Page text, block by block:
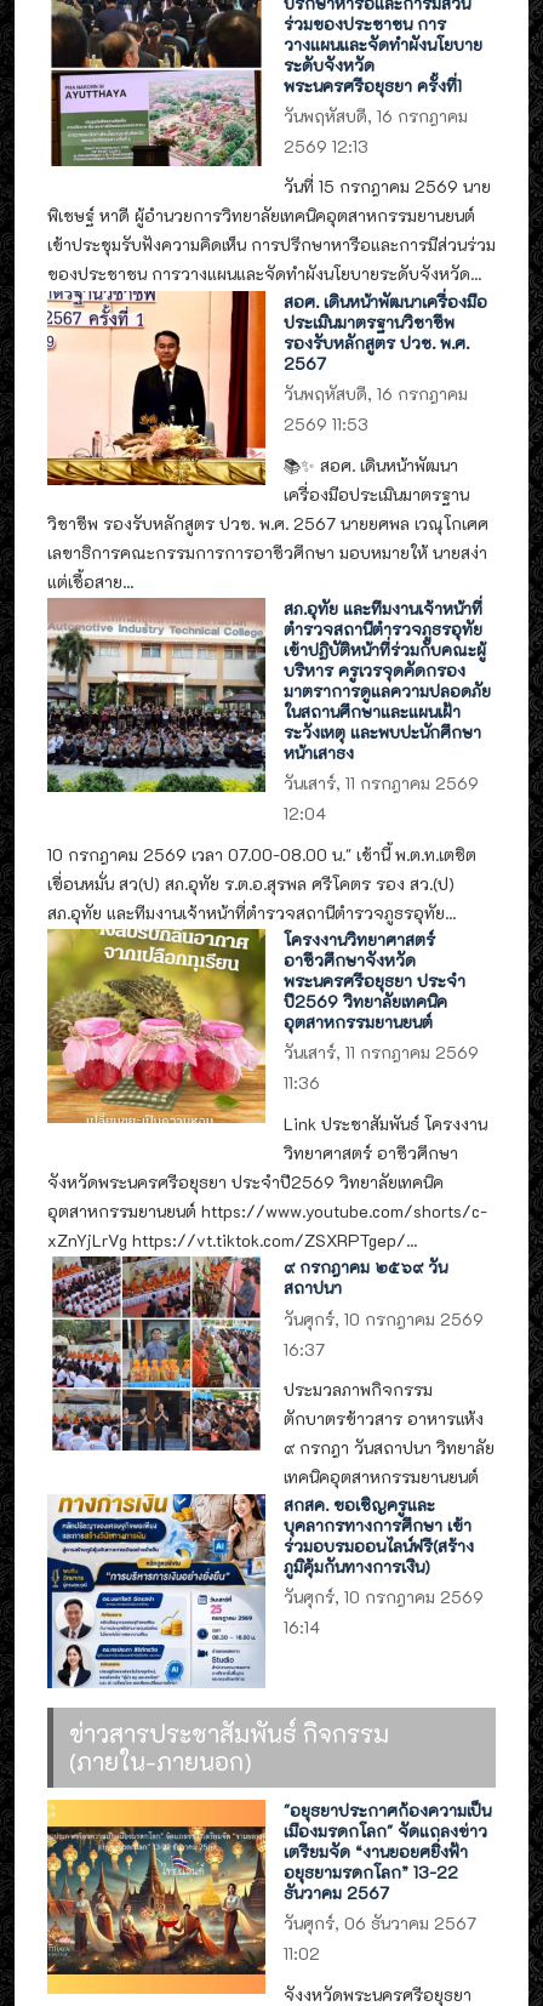
ร่วมของประชาชน การ
วางแผนและจัดทำผังนโยบาย
ระดับจังหวัด
พระนครศรีอยุธยา ครั้งที่1
วันพฤหัสบดี, 16 กรกฎาคม
2569 12:13
วันที่ 15 กรกฎาคม 2569 นาย
พิเชษฐ์ หาดี ผู้อำนวยการวิทยาลัยเทคนิคอุตสาหกรรมยานยนต์
เข้าประชุมรับฟังความคิดเห็น การปรึกษาหารือและการมีส่วนร่วม
ของประชาชน การวางแผนและจัดทำผังนโยบายระดับจังหวัด...
สอศ. เดินหน้าพัฒนาเครื่องมือ
ประเมินมาตรฐานวิชาชีพ
รองรับหลักสูตร ปวช. พ.ศ.
2567
วันพฤหัสบดี, 16 กรกฎาคม
2569 11:53
📚✨ สอศ. เดินหน้าพัฒนา
เครื่องมือประเมินมาตรฐาน
วิชาชีพ รองรับหลักสูตร ปวช. พ.ศ. 2567 นายยศพล เวณุโกเศศ
เลขาธิการคณะกรรมการการอาชีวศึกษา มอบหมายให้ นายสง่า
แต่เชื้อสาย...
สภ.อุทัย และทีมงานเจ้าหน้าที่
ตำรวจสถานีตำรวจภูธรอุทัย
เข้าปฏิบัติหน้าที่ร่วมกับคณะผู้
บริหาร ครูเวรจุดคัดกรอง
มาตราการดูแลความปลอดภัย
ในสถานศึกษาและแผนเฝ้า
ระวังเหตุ และพบปะนักศึกษา
หน้าเสาธง
วันเสาร์, 11 กรกฎาคม 2569
12:04
10 กรกฎาคม 2569 เวลา 07.00-08.00 น." เช้านี้ พ.ต.ท.เตชิต
เขื่อนหมั่น สว(ป) สภ.อุทัย ร.ต.อ.สุรพล ศรีโคตร รอง สว.(ป)
สภ.อุทัย และทีมงานเจ้าหน้าที่ตำรวจสถานีตำรวจภูธรอุทัย...
โครงงานวิทยาศาสตร์
อาชีวศึกษาจังหวัด
พระนครศรีอยุธยา ประจำ
ปี2569 วิทยาลัยเทคนิค
อุตสาหกรรมยานยนต์
วันเสาร์, 11 กรกฎาคม 2569
11:36
Link ประชาสัมพันธ์ โครงงาน
วิทยาศาสตร์ อาชีวศึกษา
จังหวัดพระนครศรีอยุธยา ประจำปี2569 วิทยาลัยเทคนิค
อุตสาหกรรมยานยนต์ https://www.youtube.com/shorts/c-
xZnYjLrVg https://vt.tiktok.com/ZSXRPTgep/...
๙ กรกฎาคม ๒๕๖๙ วัน
สถาปนา
วันศุกร์, 10 กรกฎาคม 2569
16:37
ประมวลภาพกิจกรรม
ตักบาตรข้าวสาร อาหารแห้ง
๙ กรกฎา วันสถาปนา วิทยาลัย
เทคนิคอุตสาหกรรมยานยนต์
สกสค. ขอเชิญครูและ
บุคลากรทางการศึกษา เข้า
ร่วมอบรมออนไลน์ฟรี(สร้าง
ภูมิคุ้มกันทางการเงิน)
วันศุกร์, 10 กรกฎาคม 2569
16:14
ข่าวสารประชาสัมพันธ์ กิจกรรม
(ภายใน-ภายนอก)
"อยุธยาประกาศก้องความเป็น
เมืองมรดกโลก" จัดแถลงข่าว
เตรียมจัด “งานยอยศยิ่งฟ้า
อยุธยามรดกโลก” 13-22
ธันวาคม 2567
วันศุกร์, 06 ธันวาคม 2567
11:02
จังงหวัดพระนครศรีอยุธยา